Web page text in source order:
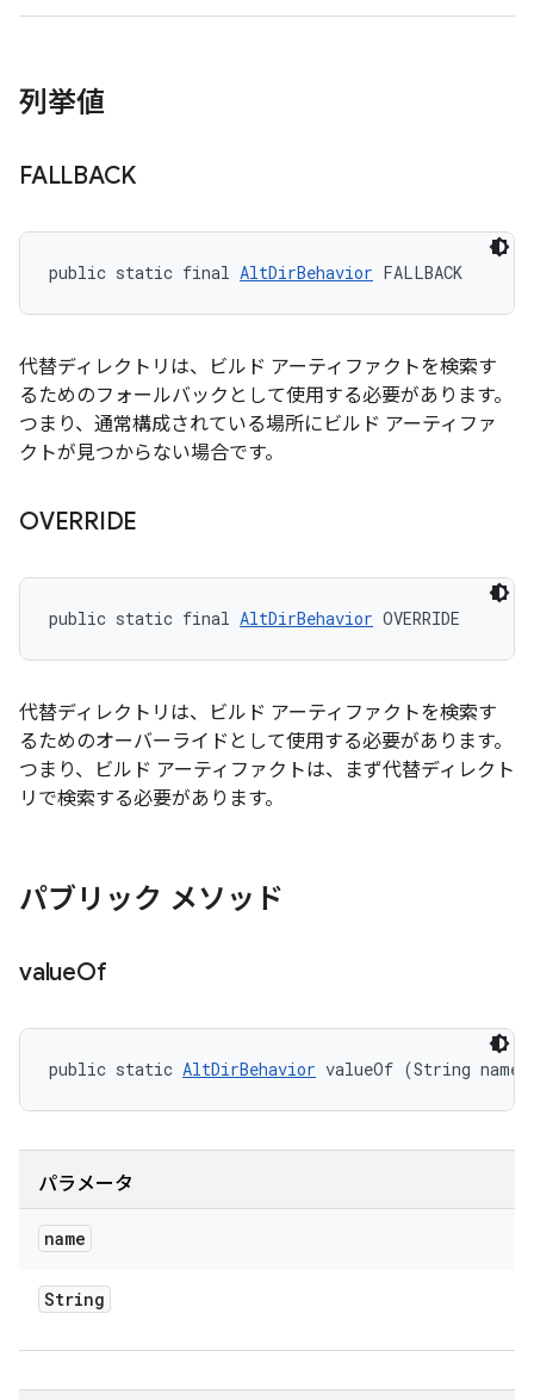
列挙値
FALLBACK
public static final AltDirBehavior FALLBACK
代替ディレクトリは、ビルド アーティファクトを検索す
るためのフォールバックとして使用する必要があります。
つまり、通常構成されている場所にビルド アーティファ
クトが見つからない場合です。
OVERRIDE
public static final AltDirBehavior OVERRIDE
代替ディレクトリは、ビルド アーティファクトを検索す
るためのオーバーライドとして使用する必要があります。
つまり、ビルド アーティファクトは、まず代替ディレクト
リで検索する必要があります。
パブリック メソッド
valueOf
public static AltDirBehavior valueOf (String name)
パラメータ
name
String